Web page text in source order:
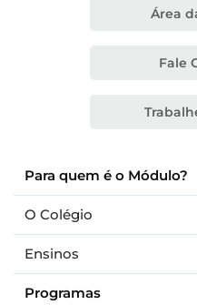
Para quem é o Módulo?
O Colégio
Ensinos
Programas
Área
Fale